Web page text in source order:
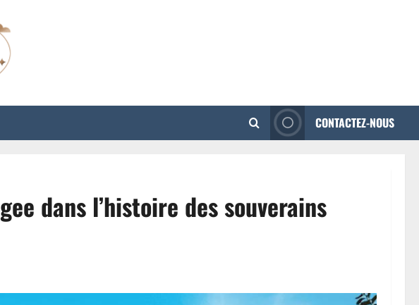
CONTACTEZ-NOUS
dans l’histoire des souverains